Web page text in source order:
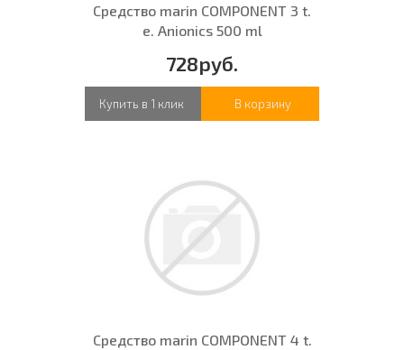
Средство marin COMPONENT 3 t.
e. Anionics 500 ml
728руб.
Купить в 1 клик В корзину
Средство marin COMPONENT 4 t.